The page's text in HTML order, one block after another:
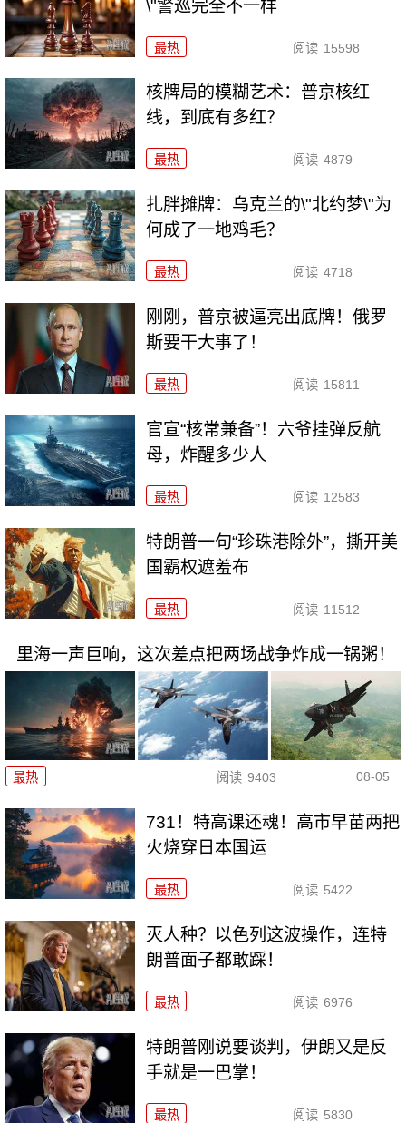
\"警巡完全不一样
最热 阅读 15598
核牌局的模糊艺术：普京核红
线，到底有多红？
最热 阅读 4879
扎胖摊牌：乌克兰的\"北约梦\"为
何成了一地鸡毛？
最热 阅读 4718
刚刚，普京被逼亮出底牌！俄罗
斯要干大事了！
最热 阅读 15811
官宣“核常兼备”！六爷挂弹反航
母，炸醒多少人
最热 阅读 12583
特朗普一句“珍珠港除外”，撕开美
国霸权遮羞布
最热 阅读 11512
里海一声巨响，这次差点把两场战争炸成一锅粥！
最热 阅读 9403 08-05
731！特高课还魂！高市早苗两把
火烧穿日本国运
最热 阅读 5422
灭人种？以色列这波操作，连特
朗普面子都敢踩！
最热 阅读 6976
特朗普刚说要谈判，伊朗又是反
手就是一巴掌！
最热 阅读 5830